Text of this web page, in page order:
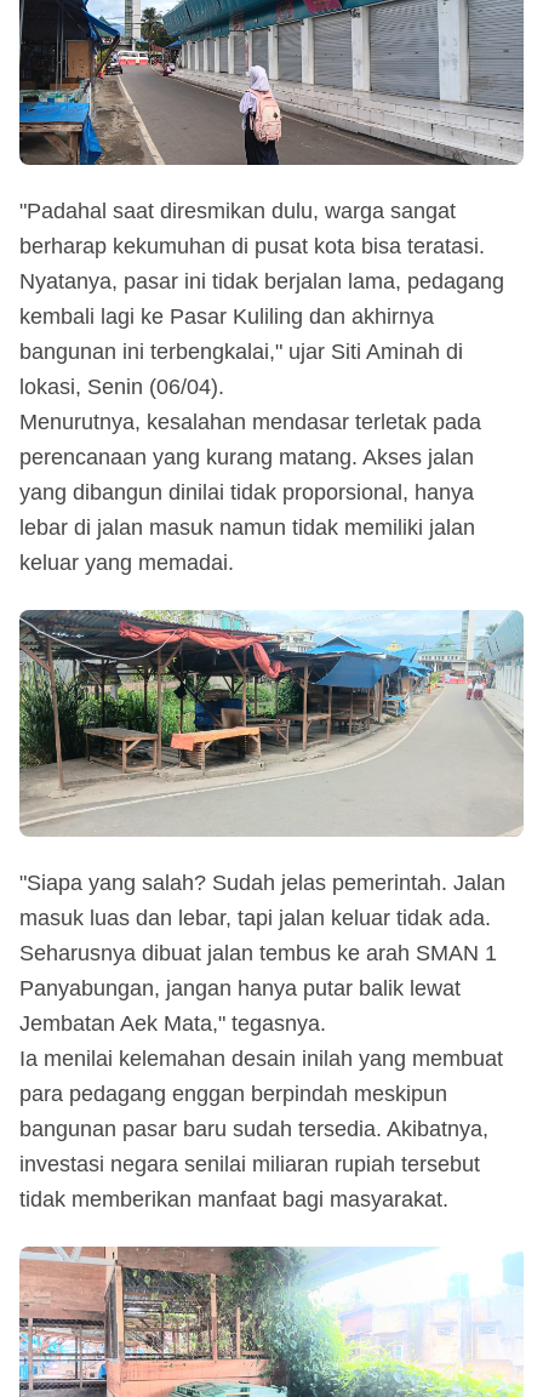
"Padahal saat diresmikan dulu, warga sangat
berharap kekumuhan di pusat kota bisa teratasi.
Nyatanya, pasar ini tidak berjalan lama, pedagang
kembali lagi ke Pasar Kuliling dan akhirnya
bangunan ini terbengkalai," ujar Siti Aminah di
lokasi, Senin (06/04).
Menurutnya, kesalahan mendasar terletak pada
perencanaan yang kurang matang. Akses jalan
yang dibangun dinilai tidak proporsional, hanya
lebar di jalan masuk namun tidak memiliki jalan
keluar yang memadai.
"Siapa yang salah? Sudah jelas pemerintah. Jalan
masuk luas dan lebar, tapi jalan keluar tidak ada.
Seharusnya dibuat jalan tembus ke arah SMAN 1
Panyabungan, jangan hanya putar balik lewat
Jembatan Aek Mata," tegasnya.
Ia menilai kelemahan desain inilah yang membuat
para pedagang enggan berpindah meskipun
bangunan pasar baru sudah tersedia. Akibatnya,
investasi negara senilai miliaran rupiah tersebut
tidak memberikan manfaat bagi masyarakat.